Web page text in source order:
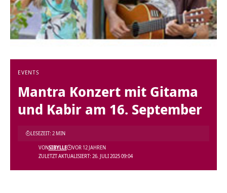
EVENTS
Mantra Konzert mit Gitama
und Kabir am 16. September
ZULETZT AKTUALISIERT: 26. JULI 2025 09:04
VONSIBYLLE VOR 12 JAHREN
LESEZEIT: 2 MIN